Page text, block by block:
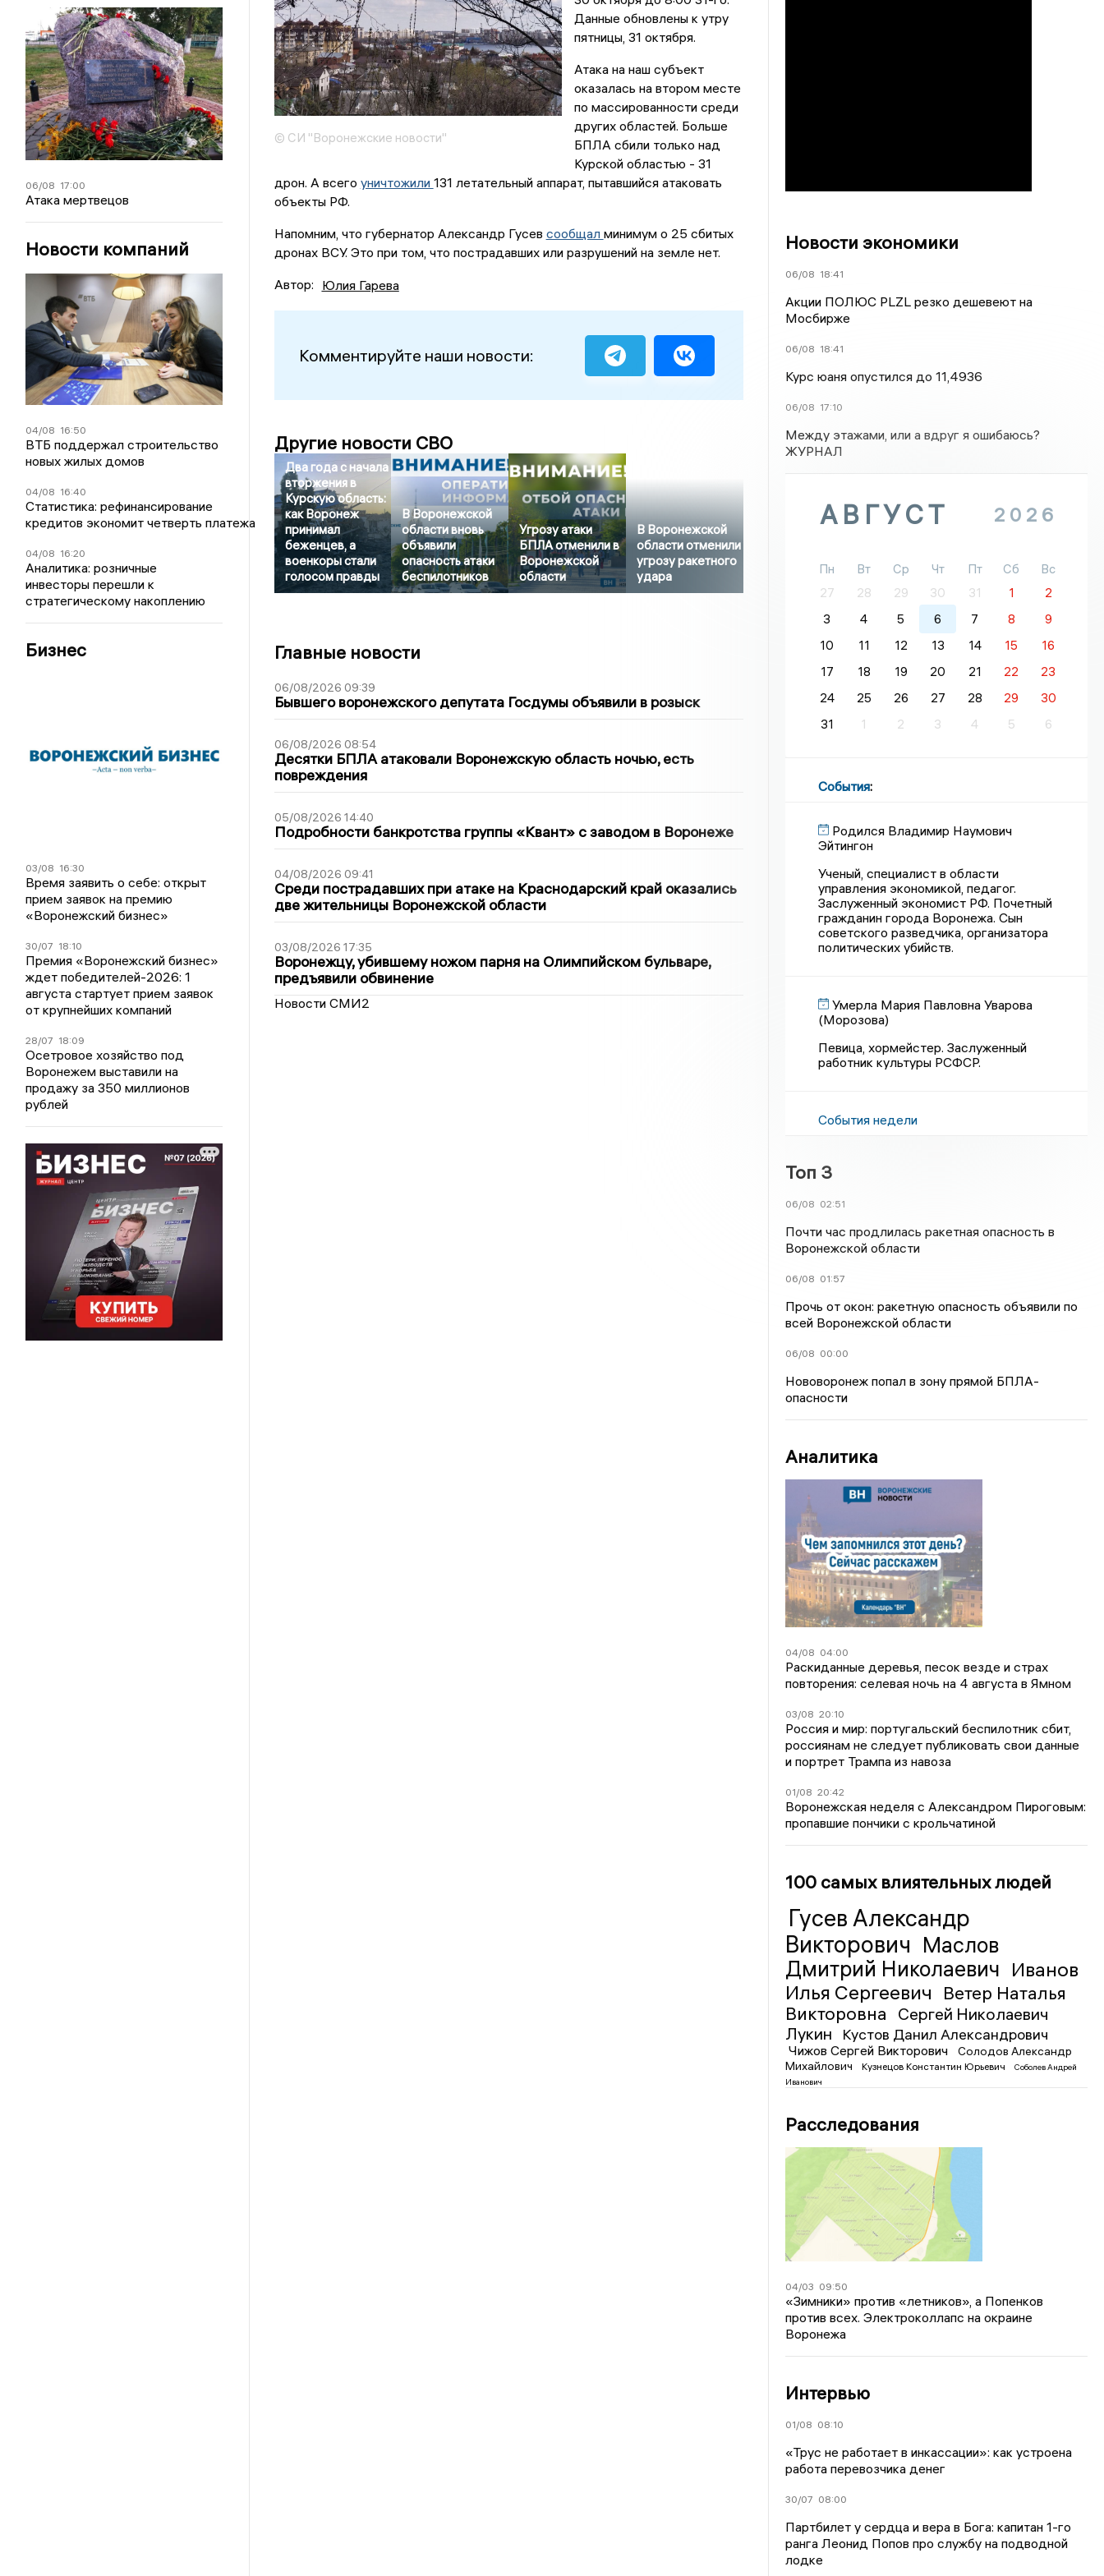
06/08 17:00
Атака мертвецов
Новости компаний
04/08 16:50
ВТБ поддержал строительство
новых жилых домов
04/08 16:40
Статистика: рефинансирование
кредитов экономит четверть платежа
04/08 16:20
Аналитика: розничные
инвесторы перешли к
стратегическому накоплению
Бизнес
03/08 16:30
Время заявить о себе: открыт
прием заявок на премию
«Воронежский бизнес»
30/07 18:10
Премия «Воронежский бизнес»
ждет победителей-2026: 1
августа стартует прием заявок
от крупнейших компаний
28/07 18:09
Осетровое хозяйство под
Воронежем выставили на
продажу за 350 миллионов
рублей
© СИ "Воронежские новости"
Данные обновлены к утру
пятницы, 31 октября.
Атака на наш субъект
оказалась на втором месте
по массированности среди
других областей. Больше
БПЛА сбили только над
Курской областью - 31
дрон. А всего уничтожили 131 летательный аппарат, пытавшийся атаковать
объекты РФ.
Напомним, что губернатор Александр Гусев сообщал минимум о 25 сбитых
дронах ВСУ. Это при том, что пострадавших или разрушений на земле нет.
Автор: Юлия Гарева
Комментируйте наши новости:
Другие новости СВО
Два года с начала
вторжения в
Курскую область:
как Воронеж
принимал
беженцев, а
военкоры стали
голосом правды
В Воронежской
области вновь
объявили
опасность атаки
беспилотников
Угрозу атаки
БПЛА отменили в
Воронежской
области
В Воронежской
области отменили
угрозу ракетного
удара
Главные новости
06/08/2026 09:39
Бывшего воронежского депутата Госдумы объявили в розыск
06/08/2026 08:54
Десятки БПЛА атаковали Воронежскую область ночью, есть
повреждения
05/08/2026 14:40
Подробности банкротства группы «Квант» с заводом в Воронеже
04/08/2026 09:41
Среди пострадавших при атаке на Краснодарский край оказались
две жительницы Воронежской области
03/08/2026 17:35
Воронежцу, убившему ножом парня на Олимпийском бульваре,
предъявили обвинение
Новости СМИ2
Новости экономики
06/08 18:41
Акции ПОЛЮС PLZL резко дешевеют на
Мосбирже
06/08 18:41
Курс юаня опустился до 11,4936
06/08 17:10
Между этажами, или а вдруг я ошибаюсь?
ЖУРНАЛ
АВГУСТ 2026
Пн Вт Ср Чт Пт Сб
Вс
27
28 29 30 31 1
2
3
4 5 6 7 8
9
10
11 12 13 14 15
16
17
18 19 20 21 22
23
24
25 26 27 28 29
30
31
1 2 3 4 5 6
События:
Родился Владимир Наумович
Эйтингон
Ученый, специалист в области
управления экономикой, педагог.
Заслуженный экономист РФ. Почетный
гражданин города Воронежа. Сын
советского разведчика, организатора
политических убийств.
Умерла Мария Павловна Уварова
(Морозова)
Певица, хормейстер. Заслуженный
работник культуры РСФСР.
События недели
Топ 3
06/08 02:51
Почти час продлилась ракетная опасность в
Воронежской области
06/08 01:57
Прочь от окон: ракетную опасность объявили по
всей Воронежской области
06/08 00:00
Нововоронеж попал в зону прямой БПЛА-
опасности
Аналитика
04/08 04:00
Раскиданные деревья, песок везде и страх
повторения: селевая ночь на 4 августа в Ямном
03/08 20:10
Россия и мир: португальский беспилотник сбит,
россиянам не следует публиковать свои данные
и портрет Трампа из навоза
01/08 20:42
Воронежская неделя с Александром Пироговым:
пропавшие пончики с крольчатиной
100 самых влиятельных людей
Гусев Александр
Викторович Маслов
Дмитрий Николаевич Иванов
Илья Сергеевич
Ветер Наталья
Викторовна
Сергей Николаевич
Лукин
Кустов Данил Александрович
Чижов Сергей Викторович
Солодов Александр
Михайлович
Кузнецов Константин Юрьевич
Соболев Андрей
Иванович
Расследования
04/03 09:50
«Зимники» против «летников», а Попенков
против всех. Электроколлапс на окраине
Воронежа
Интервью
01/08 08:10
«Трус не работает в инкассации»: как устроена
работа перевозчика денег
30/07 08:00
Партбилет у сердца и вера в Бога: капитан 1-го
ранга Леонид Попов про службу на подводной
лодке